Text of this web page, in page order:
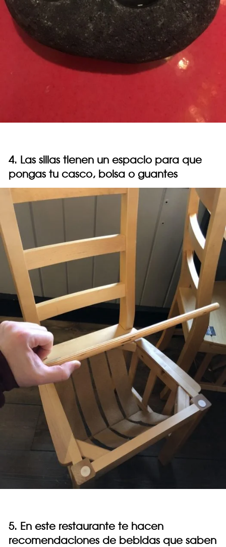
4. Las sillas tienen un espacio para que
pongas tu casco, bolsa o guantes
5. En este restaurante te hacen
recomendaciones de bebidas que saben